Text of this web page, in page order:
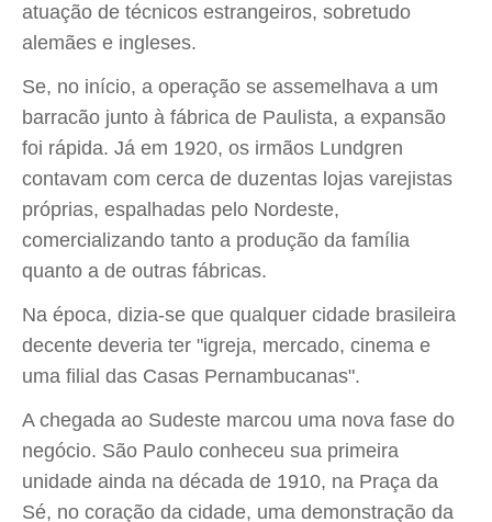
atuação de técnicos estrangeiros, sobretudo
alemães e ingleses.
Se, no início, a operação se assemelhava a um
barracão junto à fábrica de Paulista, a expansão
foi rápida. Já em 1920, os irmãos Lundgren
contavam com cerca de duzentas lojas varejistas
próprias, espalhadas pelo Nordeste,
comercializando tanto a produção da família
quanto a de outras fábricas.
Na época, dizia-se que qualquer cidade brasileira
decente deveria ter "igreja, mercado, cinema e
uma filial das Casas Pernambucanas".
A chegada ao Sudeste marcou uma nova fase do
negócio. São Paulo conheceu sua primeira
unidade ainda na década de 1910, na Praça da
Sé, no coração da cidade, uma demonstração da